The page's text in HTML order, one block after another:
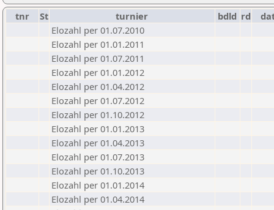
tnr St turnier bdld rd
Elozahl per 01.07.2010
Elozahl per 01.01.2011
Elozahl per 01.07.2011
Elozahl per 01.01.2012
Elozahl per 01.04.2012
Elozahl per 01.07.2012
Elozahl per 01.10.2012
Elozahl per 01.01.2013
Elozahl per 01.04.2013
Elozahl per 01.07.2013
Elozahl per 01.10.2013
Elozahl per 01.01.2014
Elozahl per 01.04.2014